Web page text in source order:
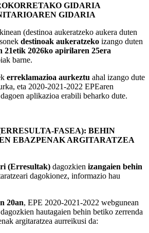
GIDARIA
GIDARIA
(destinoa aukeratzeko aukera duten
destinoak aukeratzeko izango duten
21etik 2026ko apirilaren 25era
barne.
erreklamazioa aurkeztu ahal izango dute
eta 2020-2021-2022 EPEaren
aplikazioa erabili beharko dute.
FASEA): BEHIN
EBAZPENAK ARGITARATZEA
(Erresultak) dagozkien izangaien behin
dagokionez, informazio hau
20an, EPE 2020-2021-2022 webgunean
hautagaien behin betiko zerrenda
argitaratzea aurreikusi da: